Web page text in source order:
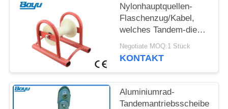
Nylonhauptquellen-
Flaschenzug/Kabel,
welches Tandem-die
Antriebsscheibe der
Rollen-2,5 aufreiht
Negotiate MOQ:1 Stück
KONTAKT
Aluminiumrad-
Tandemantriebsscheibe,